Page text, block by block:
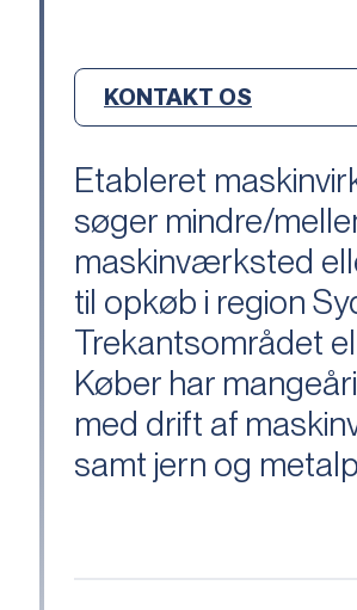
KONTAKT OS
Etableret
søger mindre/
maskinværksted
til opkøb i region
Trekantsområdet
Køber har
med drift af
samt jern og